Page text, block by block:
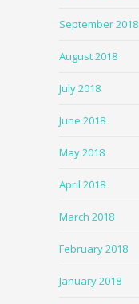
September 2018
August 2018
July 2018
June 2018
May 2018
April 2018
March 2018
February 2018
January 2018